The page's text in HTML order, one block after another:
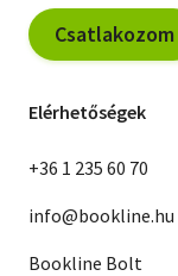
Csatlakozom
Elérhetőségek
+36 1 235 60 70
info@bookline.hu
Bookline Bolt